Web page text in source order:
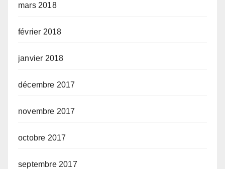
mars 2018
février 2018
janvier 2018
décembre 2017
novembre 2017
octobre 2017
septembre 2017